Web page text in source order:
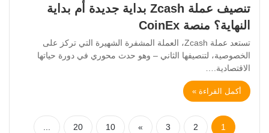
تنصيف عملة Zcash بداية جديدة أم بداية
النهاية؟ منصة CoinEx
تستعد عملة Zcash، العملة المشفرة الشهيرة التي تركز على
الخصوصية، لتنصيفها الثاني – وهو حدث محوري في دورة حياتها
الاقتصادية.…
أكمل القراءة »
1
2
3
»
10
20
...